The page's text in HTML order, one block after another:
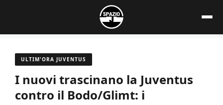
contenuto
ULTIM'ORA JUVENTUS
I nuovi trascinano la Juventus
contro il Bodo/Glimt: i